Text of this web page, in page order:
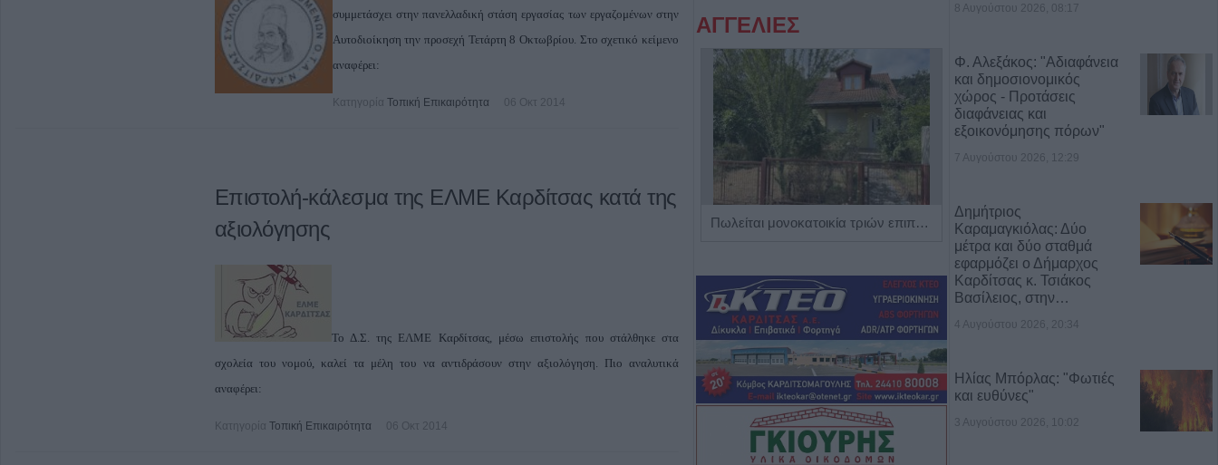
συμμετάσχει στην πανελλαδική στάση εργασίας των εργαζομένων στην
Αυτοδιοίκηση την προσεχή Τετάρτη 8 Οκτωβρίου. Στο σχετικό κείμενο
αναφέρει:
Κατηγορία Τοπική Επικαιρότητα 06 Οκτ 2014
Επιστολή-κάλεσμα της ΕΛΜΕ Καρδίτσας κατά της
αξιολόγησης
Το Δ.Σ. της ΕΛΜΕ Καρδίτσας, μέσω επιστολής που στάλθηκε στα
σχολεία του νομού, καλεί τα μέλη του να αντιδράσουν στην αξιολόγηση. Πιο αναλυτικά
αναφέρει:
Κατηγορία Τοπική Επικαιρότητα 06 Οκτ 2014
ΑΓΓΕΛΙΕΣ
Πωλείται μονοκατοικία τριών επιπέδων στο καταπράσινο Πευκόφυτο Καρδίτσας Η Αποκατάσταση Α.Ε. αναζητά για εργασία Νοσηλευτές και Βοηθούς Νοσηλευτές
8 Αυγούστου 2026, 08:17
Φ. Αλεξάκος: "Αδιαφάνεια
και δημοσιονομικός
χώρος - Προτάσεις
διαφάνειας και
εξοικονόμησης πόρων"
7 Αυγούστου 2026, 12:29
Δημήτριος
Καραμαγκιόλας: Δύο
μέτρα και δύο σταθμά
εφαρμόζει ο Δήμαρχος
Καρδίτσας κ. Τσιάκος
Βασίλειος, στην…
4 Αυγούστου 2026, 20:34
Ηλίας Μπόρλας: "Φωτιές
και ευθύνες"
3 Αυγούστου 2026, 10:02